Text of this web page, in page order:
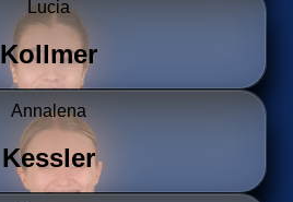
Lucia
Kollmer
Annalena
Kessler